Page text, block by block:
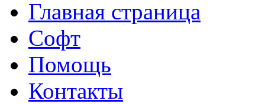
Главная страница
Софт
Помощь
Контакты